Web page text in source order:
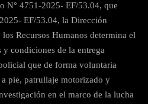
N° 4751-2025- EF/53.04, que
EF/53.04, la Dirección
Recursos Humanos determina el
condiciones de la entrega
que de forma voluntaria
pie, patrullaje motorizado y
en el marco de la lucha